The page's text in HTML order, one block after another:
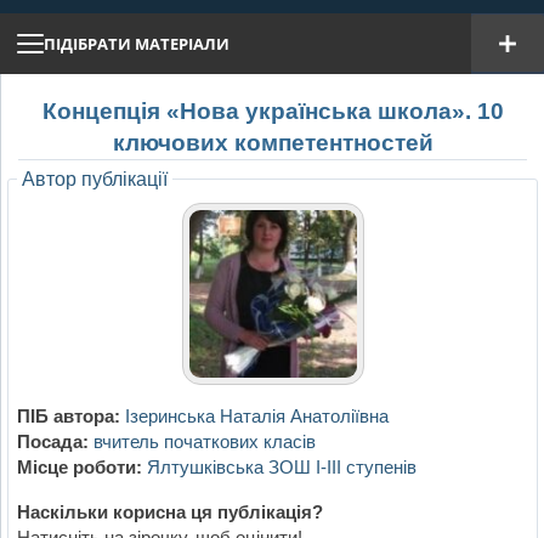
ПІДІБРАТИ МАТЕРІАЛИ
Концепція «Нова українська школа». 10
ключових компетентностей
Автор публікації
ПІБ автора: Ізеринська Наталія Анатоліївна
Посада: вчитель початкових класів
Місце роботи: Ялтушківська ЗОШ І-ІІІ ступенів
Наскільки корисна ця публікація?